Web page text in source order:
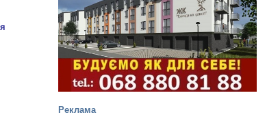
Реклама